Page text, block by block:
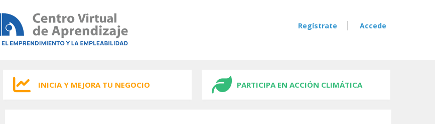
Regístrate Accede
INICIA Y MEJORA TU NEGOCIO PARTICIPA EN ACCIÓN CLIMÁTICA